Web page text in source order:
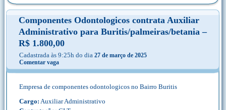
Componentes Odontologicos contrata Auxiliar
Administrativo para Buritis/palmeiras/betania –
R$ 1.800,00
Cadastrada às 9:25h do dia 27 de março de 2025
Comentar vaga
Empresa de componentes odontologicos no Bairro Buritis
Cargo: Auxiliar Administrativo